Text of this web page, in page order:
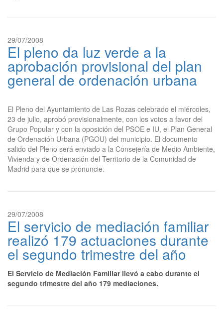
29/07/2008
El pleno da luz verde a la
aprobación provisional del plan
general de ordenación urbana
El Pleno del Ayuntamiento de Las Rozas celebrado el miércoles,
23 de julio, aprobó provisionalmente, con los votos a favor del
Grupo Popular y con la oposición del PSOE e IU, el Plan General
de Ordenación Urbana (PGOU) del municipio. El documento
salido del Pleno será enviado a la Consejería de Medio Ambiente,
Vivienda y de Ordenación del Territorio de la Comunidad de
Madrid para que se pronuncie.
29/07/2008
El servicio de mediación familiar
realizó 179 actuaciones durante
el segundo trimestre del año
El Servicio de Mediación Familiar llevó a cabo durante el
segundo trimestre del año 179 mediaciones.